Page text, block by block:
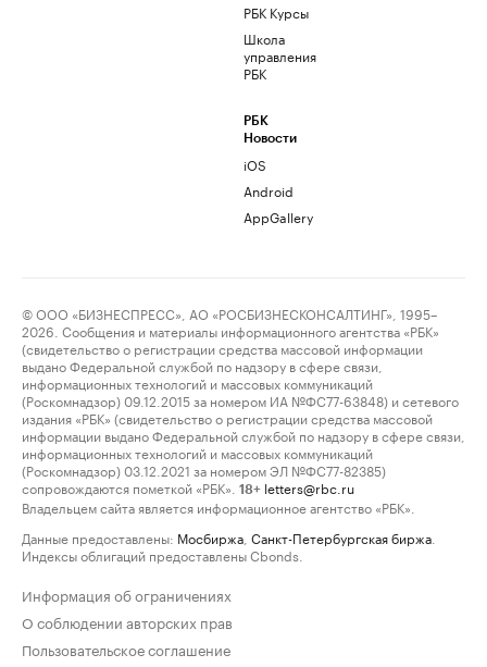
РБК Курсы
Школа
управления
РБК
РБК
Новости
iOS
Android
AppGallery
© ООО «БИЗНЕСПРЕСС», АО «РОСБИЗНЕСКОНСАЛТИНГ», 1995–
2026. Сообщения и материалы информационного агентства «РБК»
(свидетельство о регистрации средства массовой информации
выдано Федеральной службой по надзору в сфере связи,
информационных технологий и массовых коммуникаций
(Роскомнадзор) 09.12.2015 за номером ИА №ФС77-63848) и сетевого
издания «РБК» (свидетельство о регистрации средства массовой
информации выдано Федеральной службой по надзору в сфере связи,
информационных технологий и массовых коммуникаций
(Роскомнадзор) 03.12.2021 за номером ЭЛ №ФС77-82385)
сопровождаются пометкой «РБК».
18+ letters@rbc.ru
Владельцем сайта является информационное агентство «РБК».
Данные предоставлены: Мосбиржа Санкт-Петербургская биржа
Индексы облигаций предоставлены Cbonds.
Информация об ограничениях
О соблюдении авторских прав
Пользовательское соглашение